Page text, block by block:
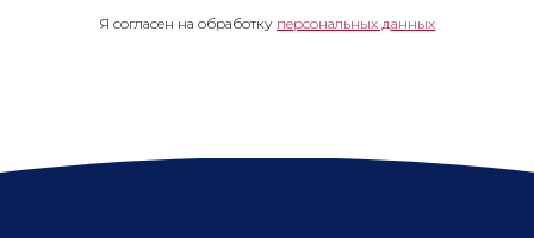
Я согласен на обработку персональных данных